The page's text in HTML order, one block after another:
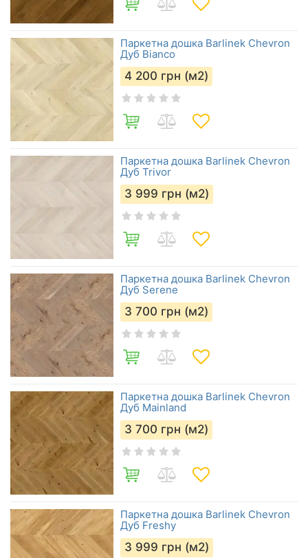
Паркетна дошка Barlinek Chevron
Дуб Bianco
4 200 грн (м2)
Паркетна дошка Barlinek Chevron
Дуб Trivor
3 999 грн (м2)
Паркетна дошка Barlinek Chevron
Дуб Serene
3 700 грн (м2)
Паркетна дошка Barlinek Chevron
Дуб Mainland
3 700 грн (м2)
Паркетна дошка Barlinek Chevron
Дуб Freshy
3 999 грн (м2)